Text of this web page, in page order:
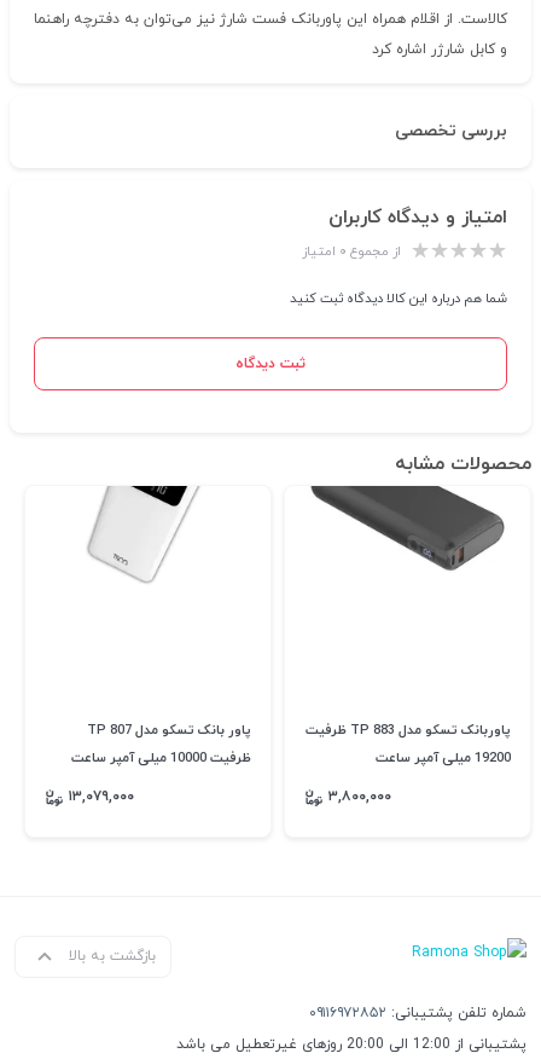
کالاست. از اقلام همراه این پاوربانک فست شارژ نیز می‌توان به دفترچه راهنما
و کابل شارژر اشاره کرد
بررسی تخصصی
امتیاز و دیدگاه کاربران
از مجموع ۰ امتیاز
شما هم درباره این کالا دیدگاه ثبت کنید
ثبت دیدگاه
محصولات مشابه
پاوربانک تسکو مدل TP 883 ظرفیت
19200 میلی آمپر ساعت
۳,۸۰۰,۰۰۰
پاور بانک تسکو مدل TP 807
ظرفیت 10000 میلی آمپر ساعت
۱۳,۰۷۹,۰۰۰
بازگشت به بالا
شماره تلفن پشتیبانی: ۰۹۱۱۶۹۷۲۸۵۲
پشتیبانی از 12:00 الی 20:00 روزهای غیرتعطیل می باشد